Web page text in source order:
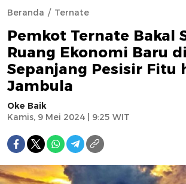
Beranda Ternate
Pemkot Ternate Bakal
Ruang Ekonomi Baru di
Sepanjang Pesisir Fitu
Jambula
Oke Baik
Kamis, 9 Mei 2024 | 9:25 WIT